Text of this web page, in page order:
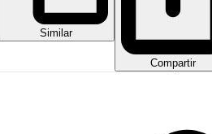
Similar
Compartir